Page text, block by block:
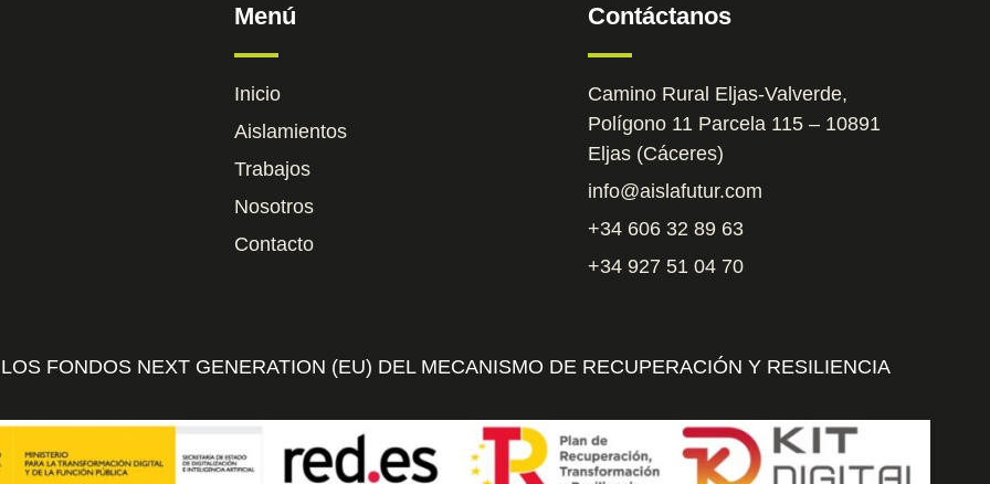
Menú
Inicio
Aislamientos
Trabajos
Nosotros
Contacto
Contáctanos
Camino Rural Eljas-Valverde,
Polígono 11 Parcela 115 – 10891
Eljas (Cáceres)
info@aislafutur.com
+34 606 32 89 63
+34 927 51 04 70
FONDOS NEXT GENERATION (EU) DEL MECANISMO DE RECUPERACIÓN Y RESILIENCIA